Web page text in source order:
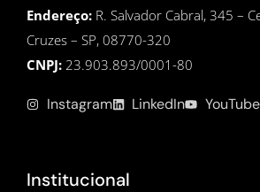
Endereço: R. Salvador Cabral, 345 –
Cruzes – SP, 08770-320
CNPJ: 23.903.893/0001-80
Instagram LinkedIn YouTube
Institucional